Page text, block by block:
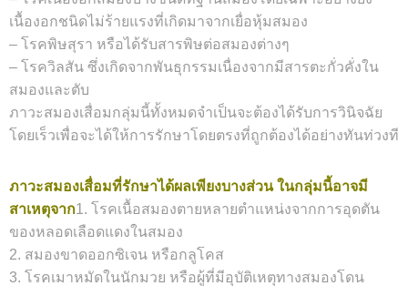
เนื้องอกชนิดไม่ร้ายแรงที่เกิดมาจากเยื่อหุ้มสมอง
– โรคพิษสุรา หรือได้รับสารพิษต่อสมองต่างๆ
– โรควิลสัน ซึ่งเกิดจากพันธุกรรมเนื่องจากมีสารตะกั่วคั่งใน
สมองและตับ
ภาวะสมองเสื่อมกลุ่มนี้ทั้งหมดจำเป็นจะต้องได้รับการวินิจฉัย
โดยเร็วเพื่อจะได้ให้การรักษาโดยตรงที่ถูกต้องได้อย่างทันท่วงที
ภาวะสมองเสื่อมที่รักษาได้ผลเพียงบางส่วน ในกลุ่มนี้อาจมี
สาเหตุจาก1. โรคเนื้อสมองตายหลายตำแหน่งจากการอุดตัน
ของหลอดเลือดแดงในสมอง
2. สมองขาดออกซิเจน หรือกลูโคส
3. โรคเมาหมัดในนักมวย หรือผู้ที่มีอุบัติเหตุทางสมองโดน